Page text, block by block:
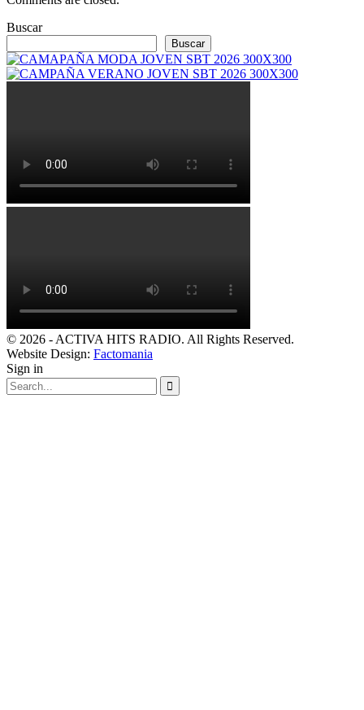
Buscar
Buscar
© 2026 - ACTIVA HITS RADIO. All Rights Reserved.
Website Design: Factomania
Sign in